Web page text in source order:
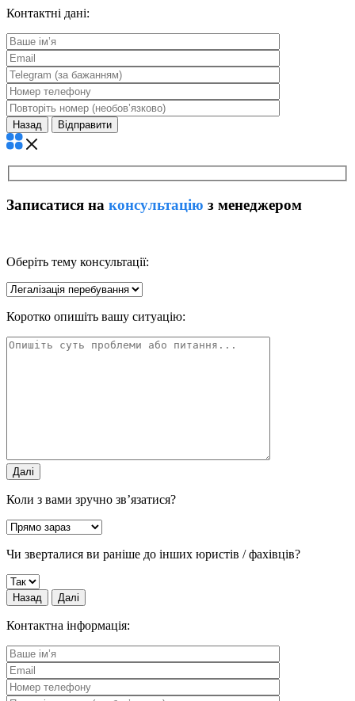
Контактні дані:
Назад
Записатися на консультацію з менеджером
Оберіть тему консультації:
Коротко опишіть вашу ситуацію:
Далі
Коли з вами зручно зв’язатися?
Чи зверталися ви раніше до інших юристів / фахівців?
Назад Далі
Контактна інформація: